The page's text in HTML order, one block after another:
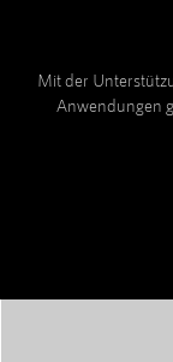
Mit der
Anwendungen